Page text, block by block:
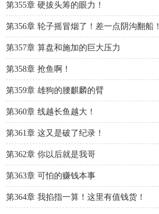
第355章 硬拔头筹的眼力！
第356章 轮子摇冒烟了！差一点阴沟翻船！
第357章 算盘和施加的巨大压力
第358章 抢鱼啊！
第359章 雄狗的腰麒麟的臂
第360章 线越长鱼越大！
第361章 这又是破了纪录！
第362章 你以后就是我哥
第363章 可怕的赚钱本事
第364章 我掐指一算！这里有值钱货！